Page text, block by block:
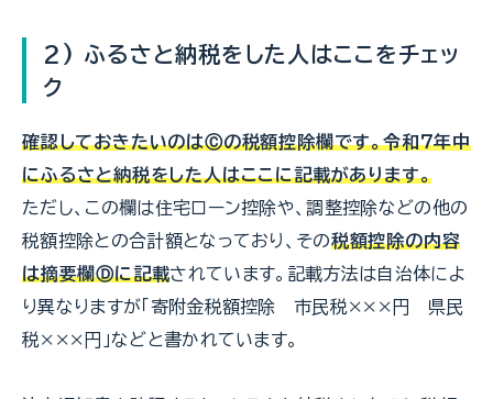
2) ふるさと納税をした人はここをチェッ
ク
確認しておきたいのはⒸの税額控除欄です。令和７年中
にふるさと納税をした人はここに記載があります。
ただし、この欄は住宅ローン控除や、調整控除などの他の
税額控除との合計額となっており、その税額控除の内容
は摘要欄Ⓓに記載されています。記載方法は自治体によ
り異なりますが「寄附金税額控除 市民税×××円 県民
税×××円」などと書かれています。